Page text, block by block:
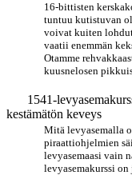
16-bittisten
tuntuu kutistuvan
voivat kuiten
vaatii enemmän
Otamme
kuusnelosen
1541-
kestämätön keveys
Mitä levyasemalla
piraattiohjelmien
levyasemaasi vain
levyasemakurssi